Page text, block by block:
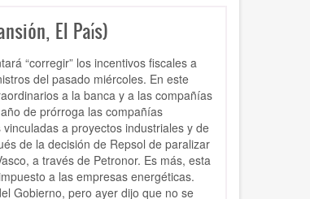
El País)
“corregir” los incentivos fiscales a
del pasado miércoles. En este
a la banca y a las compañías
de prórroga las compañías
a proyectos industriales y de
de la decisión de Repsol de paralizar
a través de Petronor. Es más, esta
a las empresas energéticas.
Gobierno, pero ayer dijo que no se